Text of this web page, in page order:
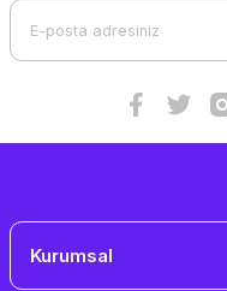
Kurumsal